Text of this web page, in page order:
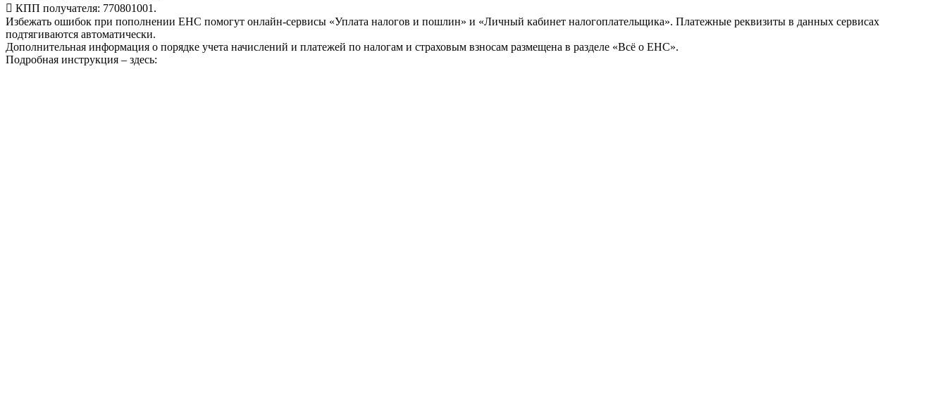
 КПП получателя: 770801001.
Избежать ошибок при пополнении ЕНС помогут онлайн-сервисы «Уплата налогов и пошлин» и «Личный кабинет налогоплательщика». Платежные реквизиты в данных сервисах
подтягиваются автоматически.
Дополнительная информация о порядке учета начислений и платежей по налогам и страховым взносам размещена в разделе «Всё о ЕНС».
Подробная инструкция – здесь: